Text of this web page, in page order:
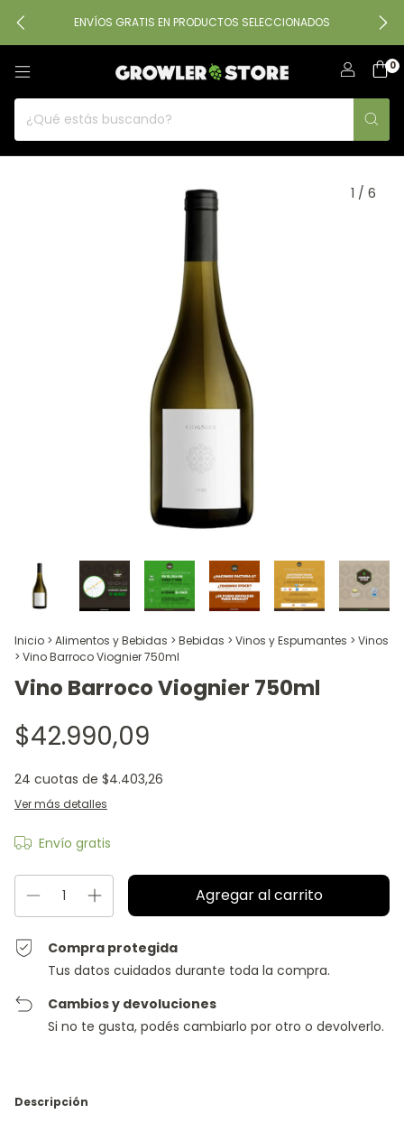
ENVÍOS GRATIS EN PRODUCTOS SELECCIONADOS
0
1 / 6
Inicio > Alimentos y Bebidas > Bebidas > Vinos y Espumantes > Vinos
> Vino Barroco Viognier 750ml
Vino Barroco Viognier 750ml
$42.990,09
24 cuotas de $4.403,26
Ver más detalles
Envío gratis
Compra protegida
Tus datos cuidados durante toda la compra.
Cambios y devoluciones
Si no te gusta, podés cambiarlo por otro o devolverlo.
Descripción